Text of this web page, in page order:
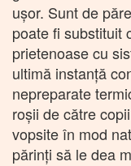
uşor. Sunt de
poate fi substituit
prietenoase cu
ultimă instanţă
nepreparate
roşii de către
vopsite în mod
părinţi să le dea